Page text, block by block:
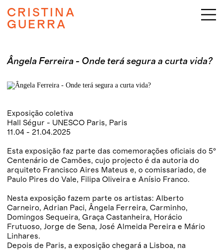
CRISTINA
GUERRA
Ângela Ferreira - Onde terá segura a curta vida?
Exposição coletiva
Hall Ségur - UNESCO Paris, Paris
11.04 - 21.04.2025
Esta exposição faz parte das comemorações oficiais do 5º
Centenário de Camões, cujo projecto é da autoria do
arquiteto Francisco Aires Mateus e, o comissariado, de
Paulo Pires do Vale, Filipa Oliveira e Anísio Franco.
Nesta exposição fazem parte os artistas: Alberto
Carneiro, Adrian Paci, Ângela Ferreira, Carminho,
Domingos Sequeira, Graça Castanheira, Horácio
Frutuoso, Jorge de Sena, José Almeida Pereira e Mário
Linhares.
Depois de Paris, a exposição chegará a Lisboa, na